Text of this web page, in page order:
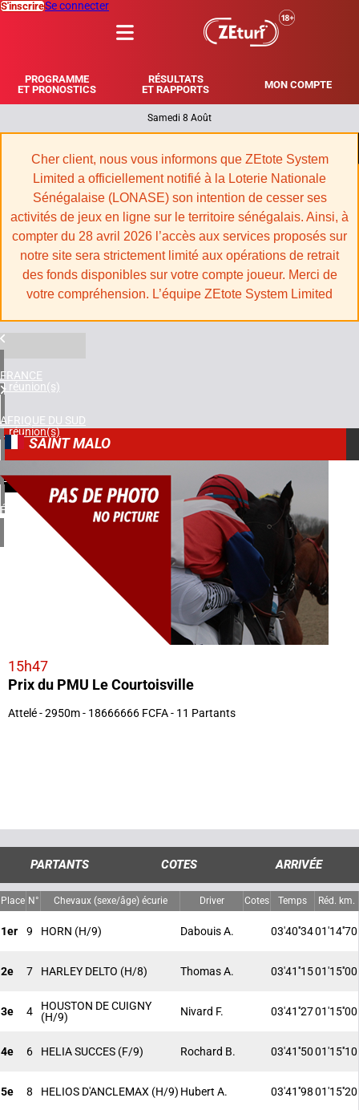
PROGRAMME
ET PRONOSTICS
RÉSULTATS
ET RAPPORTS
MON COMPTE
S'inscrireSe connecter
Samedi 8 Août
Cher client, nous vous informons que ZEtote System
Limited a officiellement notifié à la Loterie Nationale
Sénégalaise (LONASE) son intention de cesser ses
activités de jeux en ligne sur le territoire sénégalais. Ainsi, à
compter du 28 avril 2026 l’accès aux services proposés sur
notre site sera strictement limité aux opérations de retrait
des fonds disponibles sur votre compte joueur. Merci de
votre compréhension. L’équipe ZEtote System Limited
FRANCE
4 réunion(s)
AFRIQUE DU SUD
1 réunion(s)
1 réunion(s)
ÉTATS-UNIS
2 réunion(s)
SAINT MALO
8
12/08/2025
15h47
Prix du PMU Le Courtoisville
Attelé - 2950m - 18666666 FCFA - 11 Partants
PARTANTS COTES ARRIVÉE
Place N° Chevaux (sexe/âge) écurie Driver Cotes Temps Réd. km.
1er 9 HORN (H/9) Dabouis A. 03'40''3401'14''70
2e 7 HARLEY DELTO (H/8) Thomas A. 03'41''1501'15''00
3e 4
HOUSTON DE CUIGNY
(H/9)
Nivard F. 03'41''2701'15''00
4e 6 HELIA SUCCES (F/9) Rochard B. 03'41''5001'15''10
5e 8 HELIOS D'ANCLEMAX (H/9) Hubert A. 03'41''9801'15''20